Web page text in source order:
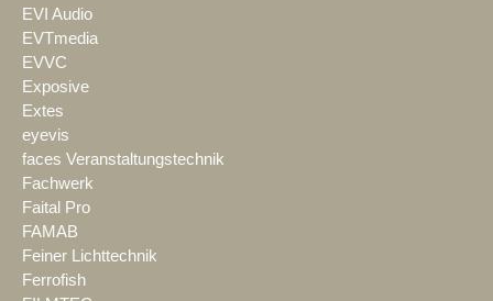
EVI Audio
EVTmedia
EVVC
Exposive
Extes
eyevis
faces Veranstaltungstechnik
Fachwerk
Faital Pro
FAMAB
Feiner Lichttechnik
Ferrofish